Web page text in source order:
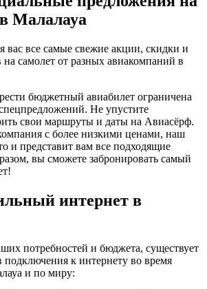
Малалауа
все самые свежие акции, скидки и
самолет от разных авиакомпаний в
бюджетный авиабилет ограничена
Не упустите
свои маршруты и даты на Авиасёрф.
с более низкими ценами, наш
и представит вам все подходящие
вы сможете забронировать самый
интернет в
потребностей и бюджета, существует
подключения к интернету во время
и по миру: